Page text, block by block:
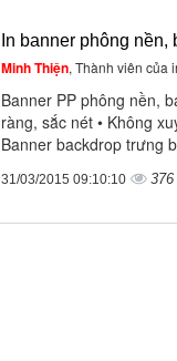
In banner phông
Minh Thiện, Thành viên của
Banner PP phông nền,
ràng, sắc nét • Không
Banner backdrop trưng
31/03/2015 09:10:10 376